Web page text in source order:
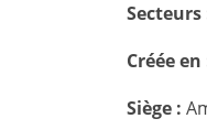
Secteurs
Créée en
Siège :